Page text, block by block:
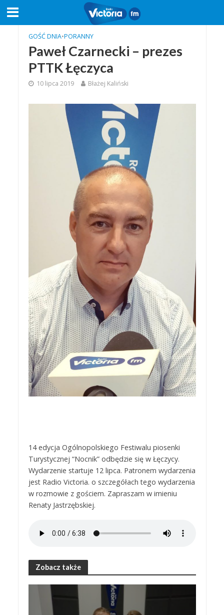
GOŚĆ DNIA•PORANNY
Paweł Czarnecki – prezes
PTTK Łęczyca
10 lipca 2019 Błażej Kaliński
14 edycja Ogólnopolskiego Festiwalu piosenki
Turystycznej “Nocnik” odbędzie się w Łęczycy.
Wydarzenie startuje 12 lipca. Patronem wydarzenia
jest Radio Victoria. o szczegółach tego wydarzenia
w rozmowie z gościem. Zapraszam w imieniu
Renaty Jastrzębskiej.
Zobacz także